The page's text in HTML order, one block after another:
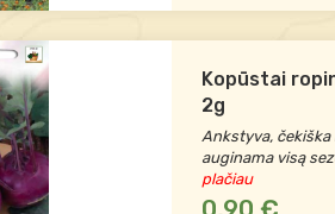
Kopūstai
2g
Ankstyva,
auginama visą
plačiau